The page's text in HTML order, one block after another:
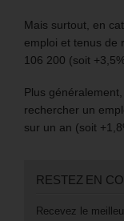
Mais surtout, en
emploi et tenus de
106 200 (soit
Plus
rechercher un
sur un an (soit
RESTEZ EN
Recevez le